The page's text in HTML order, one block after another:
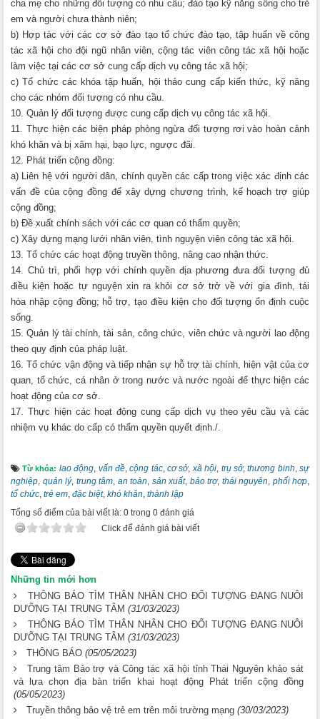
cha mẹ cho những đối tượng có nhu cầu; đào tạo kỹ năng sống cho trẻ
em và người chưa thành niên;
b) Hợp tác với các cơ sở đào tạo tổ chức đào tạo, tập huấn về công
tác xã hội cho đội ngũ nhân viên, cộng tác viên công tác xã hội hoặc
làm việc tại các cơ sở cung cấp dịch vụ công tác xã hội;
c) Tổ chức các khóa tập huấn, hội thảo cung cấp kiến thức, kỹ năng
cho các nhóm đối tượng có nhu cầu.
10. Quản lý đối tượng được cung cấp dịch vụ công tác xã hội.
11. Thực hiện các biện pháp phòng ngừa đối tượng rơi vào hoàn cảnh
khó khăn và bị xâm hại, bạo lực, ngược đãi.
12. Phát triển cộng đồng:
a) Liên hệ với người dân, chính quyền các cấp trong việc xác định các
vấn đề của cộng đồng để xây dựng chương trình, kế hoạch trợ giúp
cộng đồng;
b) Đề xuất chính sách với các cơ quan có thẩm quyền;
c) Xây dựng mạng lưới nhân viên, tình nguyện viên công tác xã hội.
13. Tổ chức các hoạt động truyền thông, nâng cao nhận thức.
14. Chủ trì, phối hợp với chính quyền địa phương đưa đối tượng đủ
điều kiện hoặc tự nguyện xin ra khỏi cơ sở trở về với gia đình, tái
hòa nhập cộng đồng; hỗ trợ, tạo điều kiện cho đối tượng ổn định cuộc
sống.
15. Quản lý tài chính, tài sản, công chức, viên chức và người lao động
theo quy định của pháp luật.
16. Tổ chức vận động và tiếp nhận sự hỗ trợ tài chính, hiện vật của cơ
quan, tổ chức, cá nhân ở trong nước và nước ngoài để thực hiện các
hoạt động của cơ sở.
17. Thực hiện các hoạt động cung cấp dịch vụ theo yêu cầu và các
nhiệm vụ khác do cấp có thẩm quyền quyết định./.
Từ khóa: lao động vấn đề,cộng tác, cơ sở, xã hội trụ sở,thương binh sự
nghiệp quản lý, trung tâm an toàn sản xuất, bảo trợ, thái nguyên phối hợp
tổ chức trẻ em đặc biệt, khó khăn thành lập
Tổng số điểm của bài viết là: 0 trong 0 đánh giá
Click để đánh giá bài viết
Những tin mới hơn
THÔNG BÁO TÌM THÂN NHÂN CHO ĐỐI TƯỢNG ĐANG NUÔI
DƯỠNG TẠI TRUNG TÂM (31/03/2023)
THÔNG BÁO TÌM THÂN NHÂN CHO ĐỐI TƯỢNG ĐANG NUÔI
DƯỠNG TẠI TRUNG TÂM (31/03/2023)
THÔNG BÁO (05/05/2023)
Trung tâm Bảo trợ và Công tác xã hội tỉnh Thái Nguyên khảo sát
và lựa chọn địa bàn triển khai hoạt động Phát triển cộng đồng
(05/05/2023)
Truyền thông bảo vệ trẻ em trên môi trường mạng (30/03/2023)